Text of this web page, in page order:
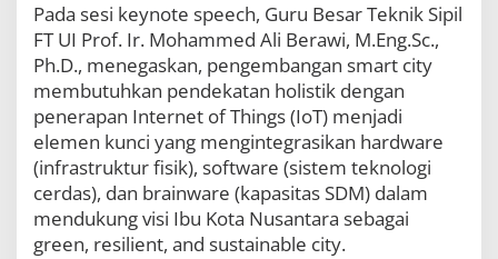
Pada sesi keynote speech, Guru Besar Teknik Sipil
FT UI Prof. Ir. Mohammed Ali Berawi, M.Eng.Sc.,
Ph.D., menegaskan, pengembangan smart city
membutuhkan pendekatan holistik dengan
penerapan Internet of Things (IoT) menjadi
elemen kunci yang mengintegrasikan hardware
(infrastruktur fisik), software (sistem teknologi
cerdas), dan brainware (kapasitas SDM) dalam
mendukung visi Ibu Kota Nusantara sebagai
green, resilient, and sustainable city.